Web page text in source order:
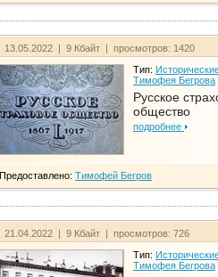
13.05.2022 | 9 Кбайт | просмотров: 1420
Тип:
Тимофея Бегрова
Русское
общество
подробнее
Предоставлено: Тимофей Бегров
21.04.2022 | 9 Кбайт | просмотров: 726
Тип:
Тимофея Бегрова